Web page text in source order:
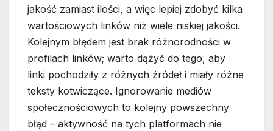
jakość zamiast ilości, a więc lepiej zdobyć kilka
wartościowych linków niż wiele niskiej jakości.
Kolejnym błędem jest brak różnorodności w
profilach linków; warto dążyć do tego, aby
linki pochodziły z różnych źródeł i miały różne
teksty kotwiczące. Ignorowanie mediów
społecznościowych to kolejny powszechny
błąd – aktywność na tych platformach nie